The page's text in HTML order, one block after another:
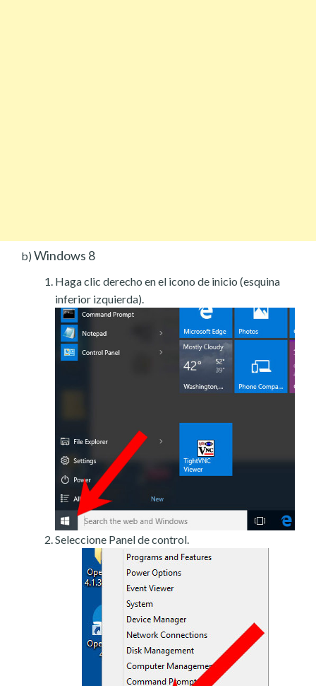
b) Windows 8
Haga clic derecho en el icono de inicio (esquina
inferior izquierda).
Seleccione Panel de control.